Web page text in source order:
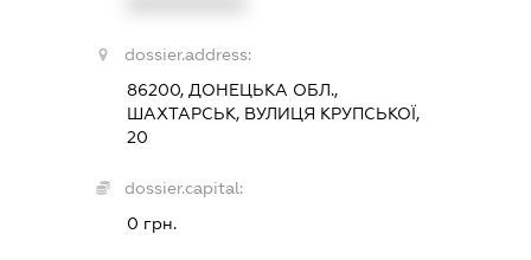
dossier.address:
86200, ДОНЕЦЬКА ОБЛ.,
ШАХТАРСЬК, ВУЛИЦЯ КРУПСЬКОЇ,
20
dossier.capital:
0 грн.